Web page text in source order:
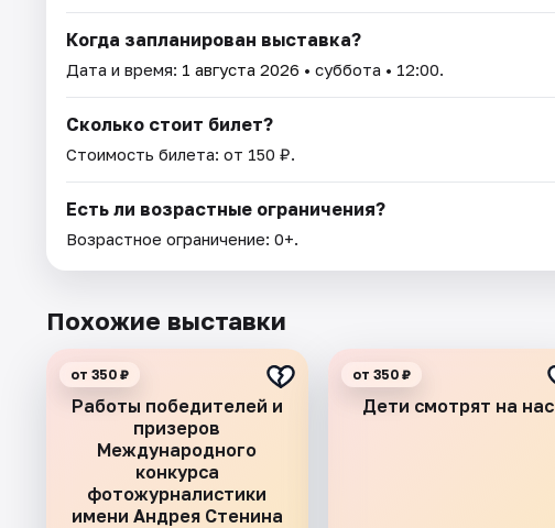
Когда запланирован выставка?
Дата и время: 1 августа 2026 • суббота • 12:00.
Сколько стоит билет?
Стоимость билета: от 150 ₽.
Есть ли возрастные ограничения?
Возрастное ограничение: 0+.
Похожие выставки
Работы победителей и
призеров
Международного
конкурса
фотожурналистики
имени Андрея Стенина
от 350 ₽
Дети смотрят на нас
от 350 ₽